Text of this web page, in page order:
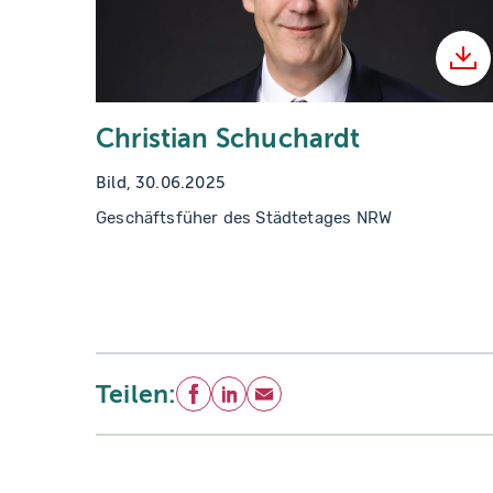
Christian Schuchardt
Bild, 30.06.2025
Geschäftsfüher des Städtetages NRW
Teilen: Facebook
LinkedIn
E-Mail